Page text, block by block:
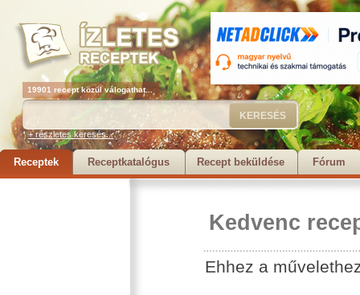
19901 recept közül válogathat...
+ részletes keresés...
Receptek Receptkatalógus Recept beküldése Fórum
Kedvenc
Ehhez a